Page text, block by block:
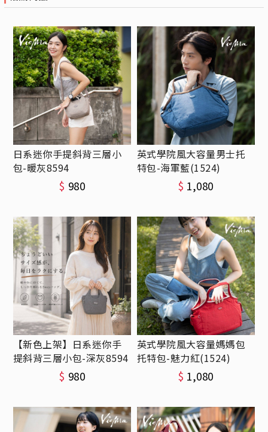
日系迷你手提斜背三層小
包-暖灰8594
$ 980
英式學院風大容量男士托
特包-海軍藍(1524)
$ 1,080
【新色上架】日系迷你手
提斜背三層小包-深灰8594
$ 980
英式學院風大容量媽媽包
托特包-魅力紅(1524)
$ 1,080